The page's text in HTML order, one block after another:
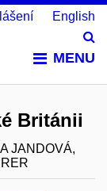
MENU
English
Británii
JANDOVÁ,